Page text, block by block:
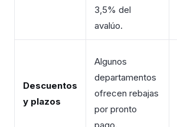
3,5% del
avalúo.
Descuentos
y plazos
Algunos
departamentos
ofrecen rebajas
por pronto